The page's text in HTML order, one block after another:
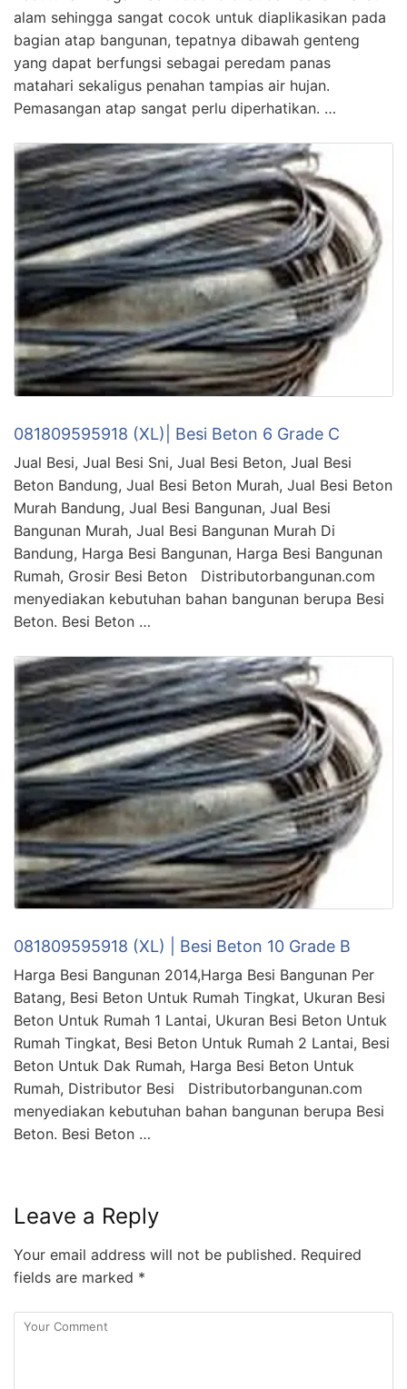
alam sehingga sangat cocok untuk diaplikasikan pada
bagian atap bangunan, tepatnya dibawah genteng
yang dapat berfungsi sebagai peredam panas
matahari sekaligus penahan tampias air hujan.
Pemasangan atap sangat perlu diperhatikan. …
081809595918 (XL)| Besi Beton 6 Grade C
Jual Besi, Jual Besi Sni, Jual Besi Beton, Jual Besi
Beton Bandung, Jual Besi Beton Murah, Jual Besi Beton
Murah Bandung, Jual Besi Bangunan, Jual Besi
Bangunan Murah, Jual Besi Bangunan Murah Di
Bandung, Harga Besi Bangunan, Harga Besi Bangunan
Rumah, Grosir Besi Beton Distributorbangunan.com
menyediakan kebutuhan bahan bangunan berupa Besi
Beton. Besi Beton …
081809595918 (XL) | Besi Beton 10 Grade B
Harga Besi Bangunan 2014,Harga Besi Bangunan Per
Batang, Besi Beton Untuk Rumah Tingkat, Ukuran Besi
Beton Untuk Rumah 1 Lantai, Ukuran Besi Beton Untuk
Rumah Tingkat, Besi Beton Untuk Rumah 2 Lantai, Besi
Beton Untuk Dak Rumah, Harga Besi Beton Untuk
Rumah, Distributor Besi Distributorbangunan.com
menyediakan kebutuhan bahan bangunan berupa Besi
Beton. Besi Beton …
Leave a Reply
Your email address will not be published. Required
fields are marked *